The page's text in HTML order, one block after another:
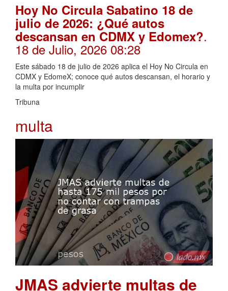
Hoy No Circula Sabatino 18 de
julio de 2026: ¿Qué autos
descansan en CDMX y Edomex?.
18 de Julio, 2026 08:28
Este sábado 18 de julio de 2026 aplica el Hoy No Circula en
CDMX y EdomeX; conoce qué autos descansan, el horario y
la multa por incumplir
Tribuna
multa
JMAS advierte multas de